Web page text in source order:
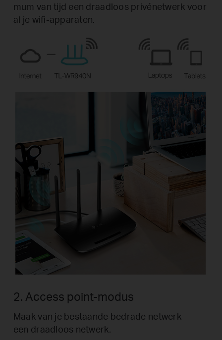
mum van tijd een draadloos privénetwerk voor
al je wifi-apparaten.
2. Access point-modus
Maak van je bestaande bedrade netwerk
een draadloos netwerk.